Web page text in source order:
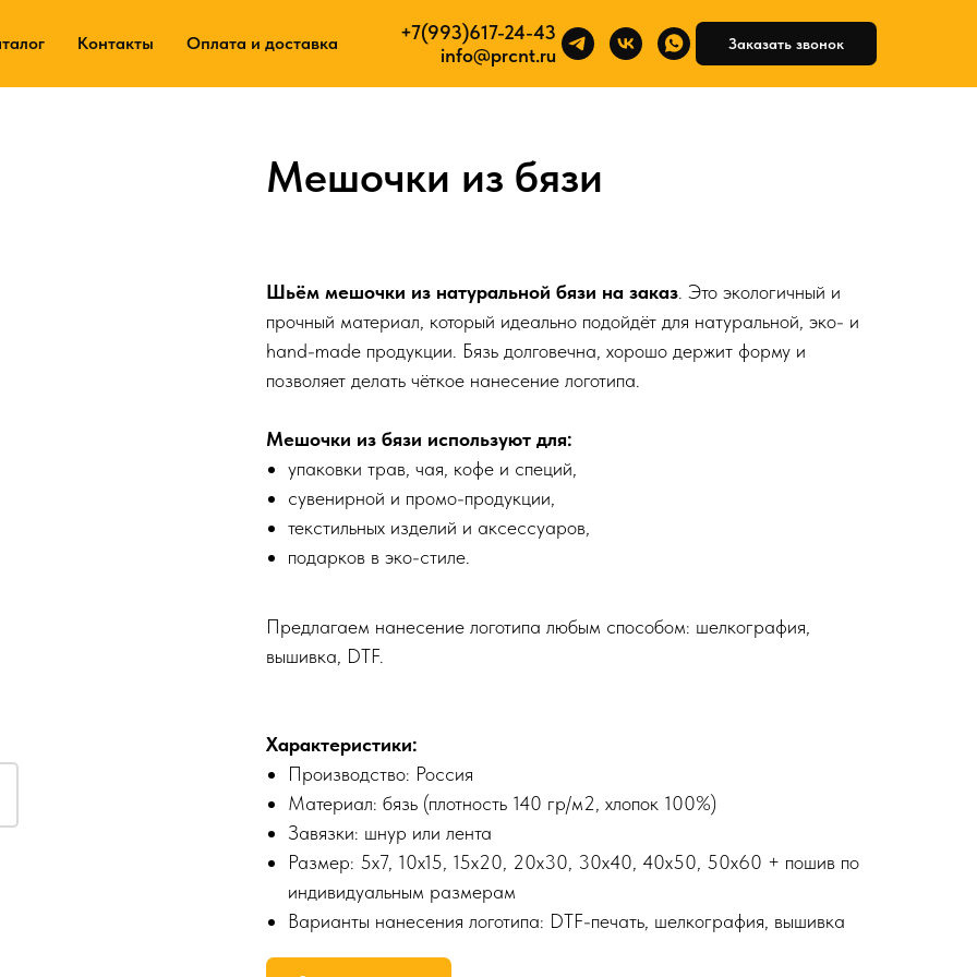
Контакты Оплата и доставка
+7(993)617-24-43
info@prcnt.ru
Заказать звонок
Контакты Оплата и доставка
+7(993)617-24-43
info@prcnt.ru
Заказать звонок
Мешочки из бязи
Шьём мешочки из натуральной бязи на заказ . Это экологичный и
прочный материал, который идеально подойдёт для натуральной, эко- и
hand-made продукции. Бязь долговечна, хорошо держит форму и
позволяет делать чёткое нанесение логотипа.
Мешочки из бязи используют для:
упаковки трав, чая, кофе и специй,
сувенирной и промо-продукции,
текстильных изделий и аксессуаров,
подарков в эко-стиле.
Предлагаем нанесение логотипа любым способом: шелкография,
вышивка, DTF.
Характеристики:
Производство: Россия
Материал: бязь (плотность 140 гр/м2, хлопок 100%)
Завязки: шнур или лента
Размер: 5х7, 10х15, 15х20, 20х30, 30х40, 40х50, 50х60 + пошив по
индивидуальным размерам
Варианты нанесения логотипа: DTF-печать, шелкография, вышивка